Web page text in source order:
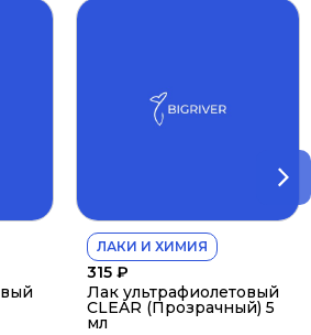
ЛАКИ И ХИМИЯ
315 ₽
Лак ультрафиолетовый
CLEAR (Прозрачный) 5
мл